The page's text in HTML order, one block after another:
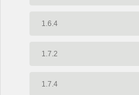
1.6.4
1.7.2
1.7.4